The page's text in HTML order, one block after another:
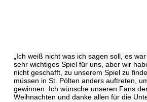
„Ich weiß nicht was ich sagen soll, es
sehr wichtiges Spiel für uns, aber wir
nicht geschafft, zu unserem Spiel zu
müssen in St. Pölten anders auftreten,
gewinnen. Ich wünsche unseren Fans
Weihnachten und danke allen für die